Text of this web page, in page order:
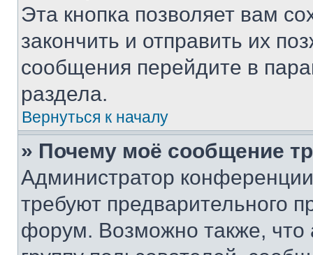
Эта кнопка позволяет вам
закончить и отправить их
сообщения перейдите в
раздела.
Вернуться к началу
» Почему моё сообщение
Администратор
требуют предварительного
форум. Возможно также, что